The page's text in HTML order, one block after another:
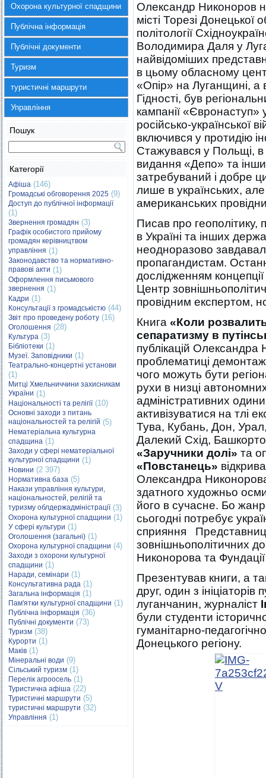
Охорона культурної спадщини
Публічна інформація
Публічні документи
Туризм
туристичні маршрути
Управління
Пошук
Категорії
Афіша (146)
Громадські обговорення 2025 (9)
Доступ до публічної інформації
(1)
Звернення громадян (3)
Графік особистого прийому
громадян керівництвом
управління (1)
Законодавство та нормативно-
правові акти (1)
Оформлення письмового
звернення (1)
Кадри (1)
Консультації з громадськістю (44)
Звіт про проведену роботу (16)
Оголошення (28)
Культура (3)
Бібліотеки (1)
Музеї. Заповідники (1)
Театрально-концертні установи
(1)
Митці Хмельниччини захисникам
України (1)
Національності та релігії(10)
Основні заходи з питань
національностей та релігій (5)
Нематеріальна культурна
спадщина (1)
Заходи у сфері нематеріальної
культурної спадщини (1)
Новини (2 397)
Нормативна база (5)
Накази управління культури,
національностей, релігій та
туризму облдержадміністрації(3)
Охорона культурної спадщини (1)
У сфері культури (1)
Оголошення (загальні) (1)
Охорона культурної спадщини (4)
Заходи з охорони культурної
спадщини (1)
Наради, семінари (1)
Консультативна рада (1)
Загальна інформація (1)
Пам'ятки культурної спадщини (1)
Публічна інформація (36)
Публічні документи (73)
Туризм (38)
Курорти (1)
Маків (1)
Мінеральні води (9)
Сільський туризм (1)
Перелік агроосель (1)
Туристична афіша (22)
Туристичні маршрути (5)
туристичні маршрути (32)
Управління (1)
Олександр Никоноров
місті Торезі Донецької
політології
Володимира Даля у
найвідоміших
в цьому обласному
«Опір» на Луганщині, а
Гідності, був
кампанії «Євронаступ»
російсько-української
включився у протидію
Стажувався у Польщі, в
видання «Депо» та
затребуваний і добре
лише в українських,
американських
Писав про
в Україні та інших
неодноразово
пропагандистам.
дослідженням
Центр
провідним експертом,
Книга «Коли
сепаратизму в
публікацій
проблематиці
чого можуть бути
рухи в низці
адміністративних
активізуватися на тлі
Тува, Кубань, Дон,
Далекий Схід,
«Заручники долі» та
«Повстанець»
Олександра
здатного художньо
його в сучасне. Бо
сьогодні потребує
сприяння
зовнішньополітичних
Никонорова та
Презентував книги, а
друг, один з ініціаторів
луганчанин, журналіст
були студенти
гуманітарно-
Донецького регіону.